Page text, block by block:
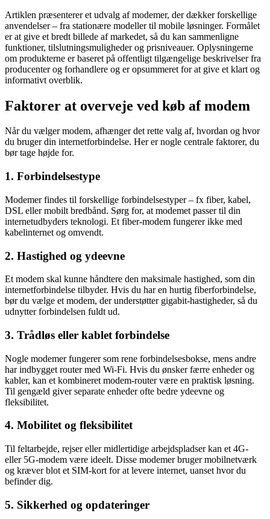
Artiklen præsenterer et udvalg af modemer, der dækker forskellige
anvendelser – fra stationære modeller til mobile løsninger. Formålet
er at give et bredt billede af markedet, så du kan sammenligne
funktioner, tilslutningsmuligheder og prisniveauer. Oplysningerne
om produkterne er baseret på offentligt tilgængelige beskrivelser fra
producenter og forhandlere og er opsummeret for at give et klart og
informativt overblik.
Faktorer at overveje ved køb af modem
Når du vælger modem, afhænger det rette valg af, hvordan og hvor
du bruger din internetforbindelse. Her er nogle centrale faktorer, du
bør tage højde for.
1. Forbindelsestype
Modemer findes til forskellige forbindelsestyper – fx fiber, kabel,
DSL eller mobilt bredbånd. Sørg for, at modemet passer til din
internetudbyders teknologi. Et fiber-modem fungerer ikke med
kabelinternet og omvendt.
2. Hastighed og ydeevne
Et modem skal kunne håndtere den maksimale hastighed, som din
internetforbindelse tilbyder. Hvis du har en hurtig fiberforbindelse,
bør du vælge et modem, der understøtter gigabit-hastigheder, så du
udnytter forbindelsen fuldt ud.
3. Trådløs eller kablet forbindelse
Nogle modemer fungerer som rene forbindelsesbokse, mens andre
har indbygget router med Wi-Fi. Hvis du ønsker færre enheder og
kabler, kan et kombineret modem-router være en praktisk løsning.
Til gengæld giver separate enheder ofte bedre ydeevne og
fleksibilitet.
4. Mobilitet og fleksibilitet
Til feltarbejde, rejser eller midlertidige arbejdspladser kan et 4G-
eller 5G-modem være ideelt. Disse modemer bruger mobilnetværk
og kræver blot et SIM-kort for at levere internet, uanset hvor du
befinder dig.
5. Sikkerhed og opdateringer